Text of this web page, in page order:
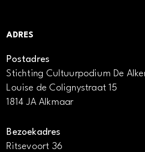
ADRES
Postadres
Stichting Cultuurpodium De
Louise de Colignystraat 15
1814 JA Alkmaar
Bezoekadres
Ritsevoort 36